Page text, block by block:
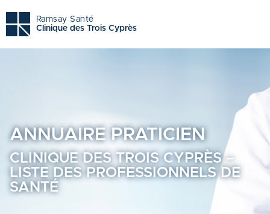
Ramsay Santé
Clinique des Trois Cyprès
ANNUAIRE PRATICIEN
CLINIQUE DES TROIS CYPRÈS –
LISTE DES PROFESSIONNELS DE
SANTÉ